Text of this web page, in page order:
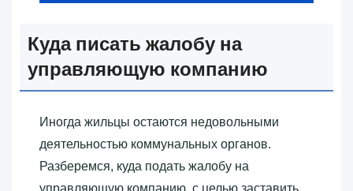
Куда писать жалобу на
управляющую компанию
Иногда жильцы остаются недовольными
деятельностью коммунальных органов.
Разберемся, куда подать жалобу на
управляющую компанию, с целью заставить